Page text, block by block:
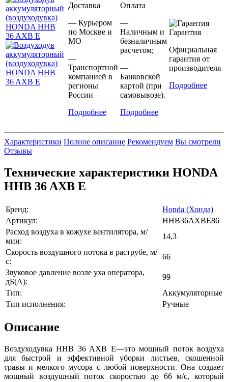
Доставка
— Курьером
по Москве и
МО
—
Транспортной
компанией в
регионы
России
Подробнее
Оплата
—
Наличным и
безналичным
расчетом;
—
Банковской
картой (при
самовывозе).
Подробнее
Гарантия
Официальная
гарантия от
производителя
Подробнее
Характеристики Полное описание Рекомендуем Вы смотрели
Отзывы
Технические характеристики HONDA
HHB 36 AXB E
Бренд:
Honda (Хонда)
Артикул:
HHB36AXBE86
Расход воздуха в кожухе вентилятора, м/
мин:
14,3
Скорость воздушного потока в раструбе, м/
с:
66
Звуковое давление возле уха оператора,
дБ(А):
99
Тип:
Аккумуляторные
Тип исполнения:
Ручные
Описание
Воздуходувка HHB 36 AXB E—это мощный поток воздуха
для быстрой и эффективной уборки листьев, скошенной
травы и мелкого мусора с любой поверхности. Она создает
мощный воздушный поток скоростью до 66 м/с, который